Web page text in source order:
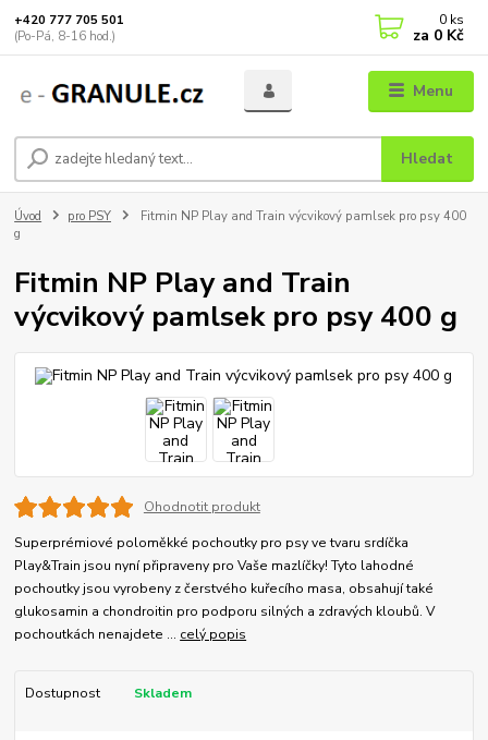
Menu
Hledat
+420 777 705 501
(Po-Pá, 8-16 hod.)
0 ks
za 0 Kč
Úvod pro PSY
Fitmin NP Play and Train výcvikový pamlsek pro psy 400
g
Fitmin NP Play and Train
výcvikový pamlsek pro psy 400 g
Ohodnotit produkt
Superprémiové poloměkké pochoutky pro psy ve tvaru srdíčka
Play&Train jsou nyní připraveny pro Vaše mazlíčky! Tyto lahodné
pochoutky jsou vyrobeny z čerstvého kuřecího masa, obsahují také
glukosamin a chondroitin pro podporu silných a zdravých kloubů. V
pochoutkách nenajdete ... celý popis
Dostupnost Skladem